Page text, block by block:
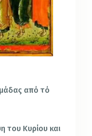
από τό
του Κυρίου και